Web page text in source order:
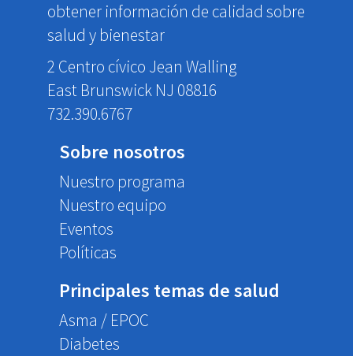
obtener información de calidad sobre
salud y bienestar
2 Centro cívico Jean Walling
East Brunswick NJ 08816
732.390.6767
Sobre nosotros
Nuestro programa
Nuestro equipo
Eventos
Políticas
Principales temas de salud
Asma / EPOC
Diabetes